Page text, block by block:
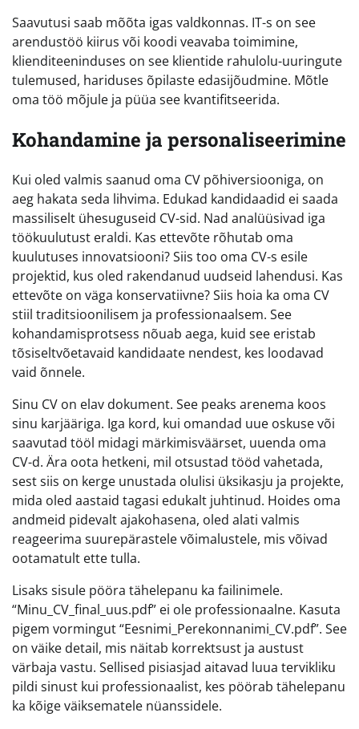
Saavutusi saab mõõta igas valdkonnas. IT-s on see
arendustöö kiirus või koodi veavaba toimimine,
klienditeeninduses on see klientide rahulolu-uuringute
tulemused, hariduses õpilaste edasijõudmine. Mõtle
oma töö mõjule ja püüa see kvantifitseerida.
Kohandamine ja personaliseerimine
Kui oled valmis saanud oma CV põhiversiooniga, on
aeg hakata seda lihvima. Edukad kandidaadid ei saada
massiliselt ühesuguseid CV-sid. Nad analüüsivad iga
töökuulutust eraldi. Kas ettevõte rõhutab oma
kuulutuses innovatsiooni? Siis too oma CV-s esile
projektid, kus oled rakendanud uudseid lahendusi. Kas
ettevõte on väga konservatiivne? Siis hoia ka oma CV
stiil traditsioonilisem ja professionaalsem. See
kohandamisprotsess nõuab aega, kuid see eristab
tõsiseltvõetavaid kandidaate nendest, kes loodavad
vaid õnnele.
Sinu CV on elav dokument. See peaks arenema koos
sinu karjääriga. Iga kord, kui omandad uue oskuse või
saavutad tööl midagi märkimisväärset, uuenda oma
CV-d. Ära oota hetkeni, mil otsustad tööd vahetada,
sest siis on kerge unustada olulisi üksikasju ja projekte,
mida oled aastaid tagasi edukalt juhtinud. Hoides oma
andmeid pidevalt ajakohasena, oled alati valmis
reageerima suurepärastele võimalustele, mis võivad
ootamatult ette tulla.
Lisaks sisule pööra tähelepanu ka failinimele.
“Minu_CV_final_uus.pdf” ei ole professionaalne. Kasuta
pigem vormingut “Eesnimi_Perekonnanimi_CV.pdf”. See
on väike detail, mis näitab korrektsust ja austust
värbaja vastu. Sellised pisiasjad aitavad luua tervikliku
pildi sinust kui professionaalist, kes pöörab tähelepanu
ka kõige väiksematele nüanssidele.